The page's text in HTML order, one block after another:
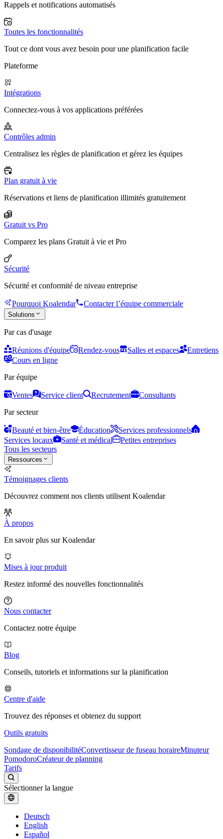
Rappels et notifications automatisés
Toutes les fonctionnalités
Tout ce dont vous avez besoin pour une planification facile
Plateforme
Intégrations
Connectez-vous à vos applications préférées
Contrôles admin
Centralisez les règles de planification et gérez les équipes
Plan gratuit à vie
Réservations et liens de planification illimités gratuitement
Gratuit vs Pro
Comparez les plans Gratuit à vie et Pro
Sécurité
Sécurité et conformité de niveau entreprise
Pourquoi Koalendar Contacter l’équipe commerciale
Solutions
Par cas d'usage
Réunions d'équipe Rendez-vous Salles et espaces
Entretiens
Cours en ligne
Par équipe
Ventes Service client Recrutement
Consultants
Par secteur
Beauté et bien-être Éducation
Services professionnels
Services locaux
Santé et médical
Petites entreprises
Tous les secteurs
Ressources
Témoignages clients
Découvrez comment nos clients utilisent Koalendar
À propos
En savoir plus sur Koalendar
Mises à jour produit
Restez informé des nouvelles fonctionnalités
Nous contacter
Contactez notre équipe
Blog
Conseils, tutoriels et informations sur la planification
Centre d'aide
Trouvez des réponses et obtenez du support
Outils gratuits
Sondage de disponibilitéConvertisseur de fuseau horaireMinuteur
PomodoroCréateur de planning
Tarifs
Sélectionner la langue
Deutsch
English
Español